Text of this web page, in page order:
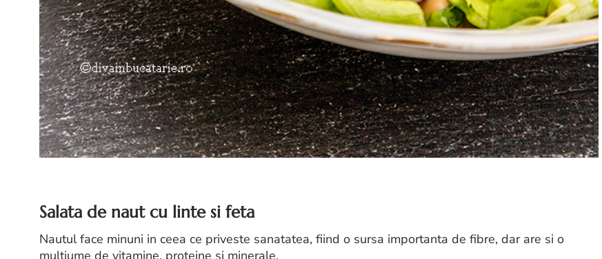
Salata de naut cu linte si feta
Nautul face minuni in ceea ce priveste sanatatea, fiind o sursa importanta de fibre, dar are si o
multiume de vitamine, proteine si minerale.